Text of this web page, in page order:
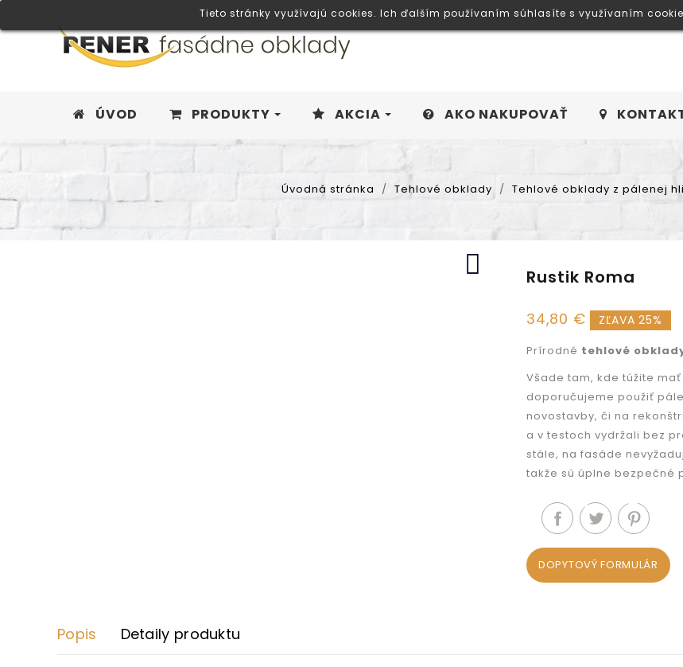
Tieto stránky využívajú cookies. Ich ďalším používaním súhlasíte s využívaním
ÚVOD PRODUKTY AKCIA AKO NAKUPOVAŤ
Úvodná stránka Tehlové obklady Tehlové obklady z pálenej
 Rustik Roma
34,80 € ZĽAVA 25%
Prírodné tehlové
Všade tam, kde túžite
doporučujeme použiť
novostavby, či na
a v testoch vydržali bez
stále, na fasáde
takže sú úplne bezpečné
DOPYTOVÝ FORMULÁR
Popis Detaily produktu